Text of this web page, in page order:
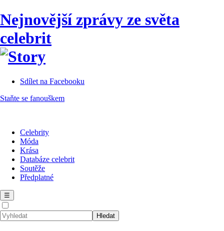
Nejnovější zprávy ze světa
celebrit
Sdílet na Facebooku
Staňte se fanouškem
Celebrity
Móda
Krása
Databáze celebrit
Soutěže
Předplatné
☰